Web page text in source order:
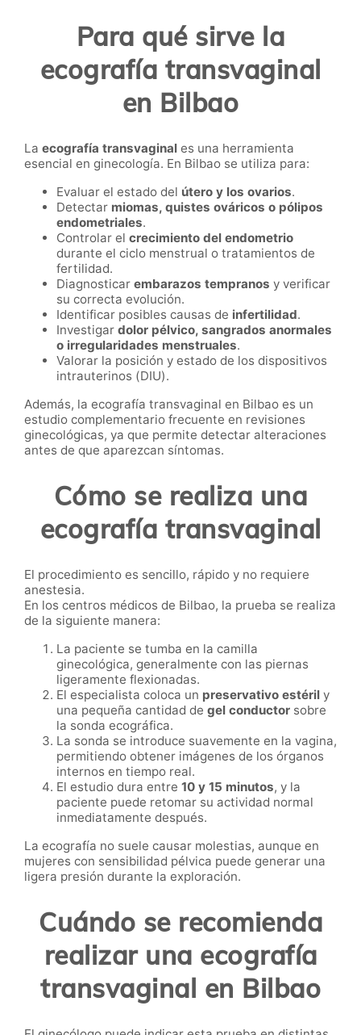
Para qué sirve la
ecografía transvaginal
en Bilbao
La ecografía transvaginal es una herramienta
esencial en ginecología. En Bilbao se utiliza para:
Evaluar el estado del útero y los ovarios.
Detectar miomas, quistes ováricos o pólipos
endometriales.
Controlar el crecimiento del endometrio
durante el ciclo menstrual o tratamientos de
fertilidad.
Diagnosticar embarazos tempranos y verificar
su correcta evolución.
Identificar posibles causas de infertilidad.
Investigar dolor pélvico, sangrados anormales
o irregularidades menstruales.
Valorar la posición y estado de los dispositivos
intrauterinos (DIU).
Además, la ecografía transvaginal en Bilbao es un
estudio complementario frecuente en revisiones
ginecológicas, ya que permite detectar alteraciones
antes de que aparezcan síntomas.
Cómo se realiza una
ecografía transvaginal
El procedimiento es sencillo, rápido y no requiere
anestesia.
En los centros médicos de Bilbao, la prueba se realiza
de la siguiente manera:
La paciente se tumba en la camilla
ginecológica, generalmente con las piernas
ligeramente flexionadas.
El especialista coloca un preservativo estéril y
una pequeña cantidad de gel conductor sobre
la sonda ecográfica.
La sonda se introduce suavemente en la vagina,
permitiendo obtener imágenes de los órganos
internos en tiempo real.
El estudio dura entre 10 y 15 minutos, y la
paciente puede retomar su actividad normal
inmediatamente después.
La ecografía no suele causar molestias, aunque en
mujeres con sensibilidad pélvica puede generar una
ligera presión durante la exploración.
Cuándo se recomienda
realizar una ecografía
transvaginal en Bilbao